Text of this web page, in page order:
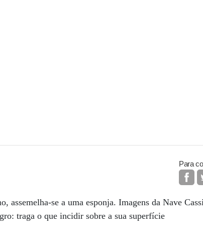
Para
assemelha-se a uma esponja. Imagens da Nave
traga o que incidir sobre a sua superfície